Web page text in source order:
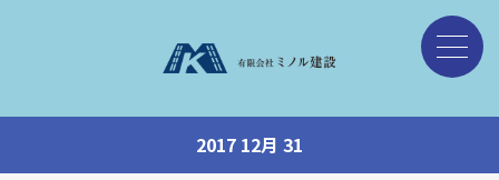
2017 12月 31